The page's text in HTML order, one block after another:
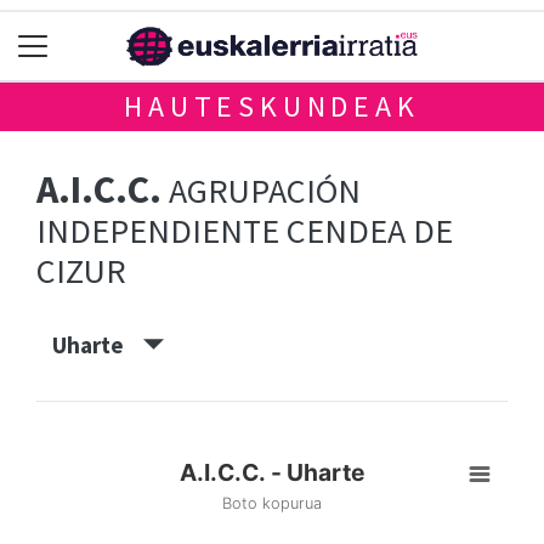
HAUTESKUNDEAK
A.I.C.C. AGRUPACIÓN
INDEPENDIENTE CENDEA DE
CIZUR
Uharte
A.I.C.C. - Uharte
Boto kopurua